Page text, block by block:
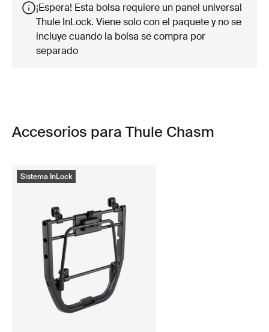
¡Espera! Esta bolsa requiere un panel universal
Thule InLock. Viene solo con el paquete y no se
incluye cuando la bolsa se compra por
separado
Accesorios para Thule Chasm
Sistema InLock